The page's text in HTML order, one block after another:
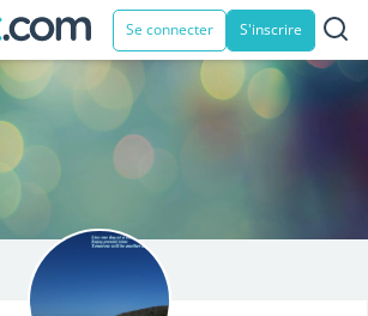
Se connecter S'inscrire